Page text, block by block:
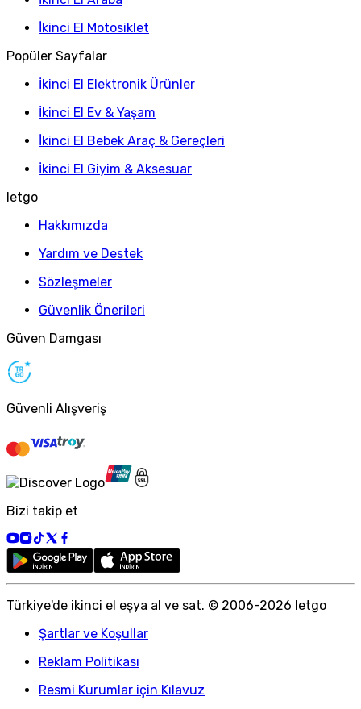
İkinci El Motosiklet
Popüler Sayfalar
İkinci El Elektronik Ürünler
İkinci El Ev & Yaşam
İkinci El Bebek Araç & Gereçleri
İkinci El Giyim & Aksesuar
letgo
Hakkımızda
Yardım ve Destek
Sözleşmeler
Güvenlik Önerileri
Güven Damgası
Güvenli Alışveriş
Bizi takip et
Türkiye'de ikinci el eşya al ve sat. © 2006-2026 letgo
Şartlar ve Koşullar
Reklam Politikası
Resmi Kurumlar için Kılavuz